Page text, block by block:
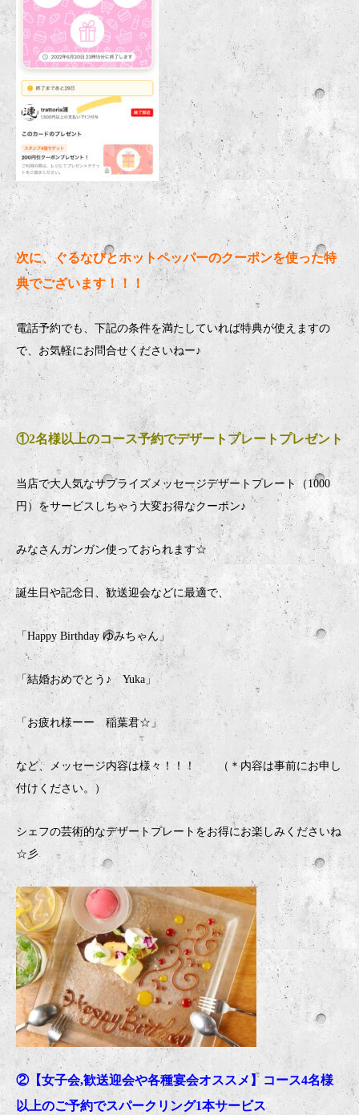
次に、ぐるなびとホットペッパーのクーポンを使った特
典でございます！！！
電話予約でも、下記の条件を満たしていれば特典が使えますの
で、お気軽にお問合せくださいねー♪
①2名様以上のコース予約でデザートプレートプレゼント
当店で大人気なサプライズメッセージデザートプレート（1000
円）をサービスしちゃう大変お得なクーポン♪
みなさんガンガン使っておられます☆
誕生日や記念日、歓送迎会などに最適で、
「Happy Birthday ゆみちゃん」
「結婚おめでとう♪ Yuka」
「お疲れ様ーー 稲葉君☆」
など、メッセージ内容は様々！！！ （＊内容は事前にお申し
付けください。）
シェフの芸術的なデザートプレートをお得にお楽しみくださいね
☆彡
②【女子会,歓送迎会や各種宴会オススメ】コース4名様
以上のご予約でスパークリング1本サービス